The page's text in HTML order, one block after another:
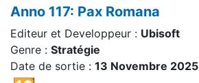
Anno 117: Pax Romana
Editeur et Developpeur : Ubisoft
Genre : Stratégie
Date de sortie : 13 Novembre 2025